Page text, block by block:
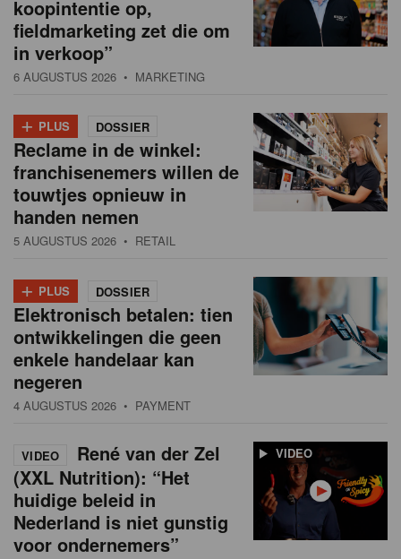
koopintentie op,
fieldmarketing zet die om
in verkoop”
6 AUGUSTUS 2026 • MARKETING
+ PLUS DOSSIER
Reclame in de winkel:
franchisenemers willen de
touwtjes opnieuw in
handen nemen
5 AUGUSTUS 2026 • RETAIL
+ PLUS DOSSIER
Elektronisch betalen: tien
ontwikkelingen die geen
enkele handelaar kan
negeren
4 AUGUSTUS 2026 • PAYMENT
VIDEO
VIDEO
René van der Zel
(XXL Nutrition): “Het
huidige beleid in
Nederland is niet gunstig
voor ondernemers”